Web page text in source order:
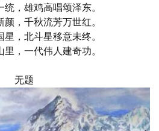
统，雄鸡高唱颂泽东。
颜，千秋流芳万世红。
星，北斗星移意未终。
里，一代伟人建奇功。
无题